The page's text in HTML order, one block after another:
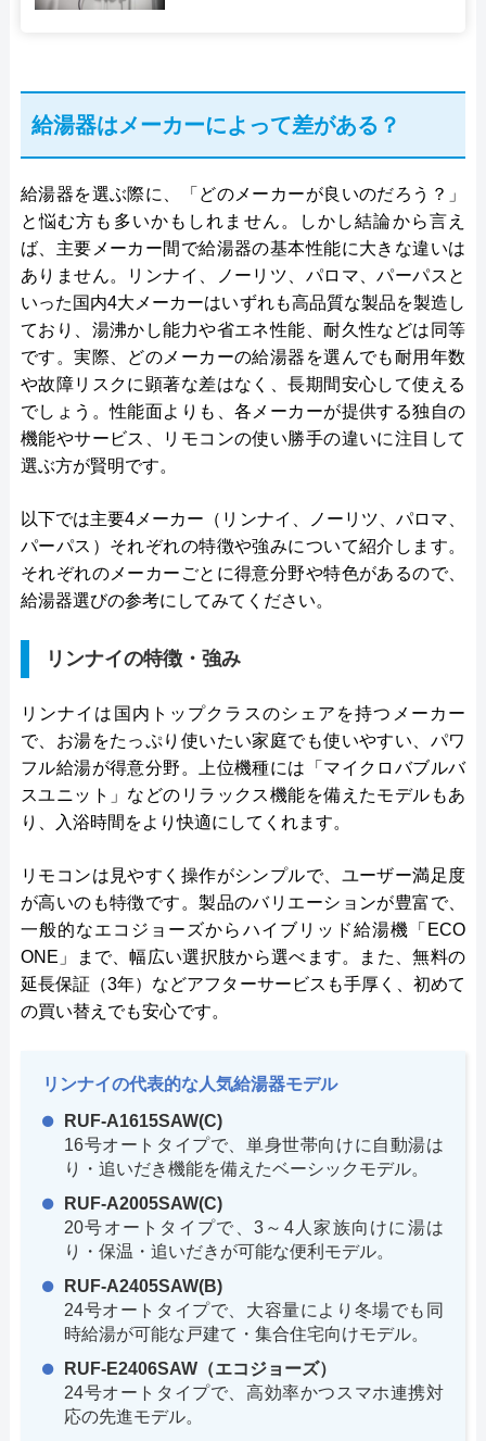
給湯器はメーカーによって差がある？
給湯器を選ぶ際に、「どのメーカーが良いのだろう？」
と悩む方も多いかもしれません。しかし結論から言え
ば、主要メーカー間で給湯器の基本性能に大きな違いは
ありません。リンナイ、ノーリツ、パロマ、パーパスと
いった国内4大メーカーはいずれも高品質な製品を製造し
ており、湯沸かし能力や省エネ性能、耐久性などは同等
です。実際、どのメーカーの給湯器を選んでも耐用年数
や故障リスクに顕著な差はなく、長期間安心して使える
でしょう。性能面よりも、各メーカーが提供する独自の
機能やサービス、リモコンの使い勝手の違いに注目して
選ぶ方が賢明です。
以下では主要4メーカー（リンナイ、ノーリツ、パロマ、
パーパス）それぞれの特徴や強みについて紹介します。
それぞれのメーカーごとに得意分野や特色があるので、
給湯器選びの参考にしてみてください。
リンナイの特徴・強み
リンナイは国内トップクラスのシェアを持つメーカー
で、お湯をたっぷり使いたい家庭でも使いやすい、パワ
フル給湯が得意分野。上位機種には「マイクロバブルバ
スユニット」などのリラックス機能を備えたモデルもあ
り、入浴時間をより快適にしてくれます。
リモコンは見やすく操作がシンプルで、ユーザー満足度
が高いのも特徴です。製品のバリエーションが豊富で、
一般的なエコジョーズからハイブリッド給湯機「ECO
ONE」まで、幅広い選択肢から選べます。また、無料の
延長保証（3年）などアフターサービスも手厚く、初めて
の買い替えでも安心です。
リンナイの代表的な人気給湯器モデル
RUF-A1615SAW(C)
16号オートタイプで、単身世帯向けに自動湯は
り・追いだき機能を備えたベーシックモデル。
RUF-A2005SAW(C)
20号オートタイプで、3～4人家族向けに湯は
り・保温・追いだきが可能な便利モデル。
RUF-A2405SAW(B)
24号オートタイプで、大容量により冬場でも同
時給湯が可能な戸建て・集合住宅向けモデル。
RUF-E2406SAW（エコジョーズ）
24号オートタイプで、高効率かつスマホ連携対
応の先進モデル。